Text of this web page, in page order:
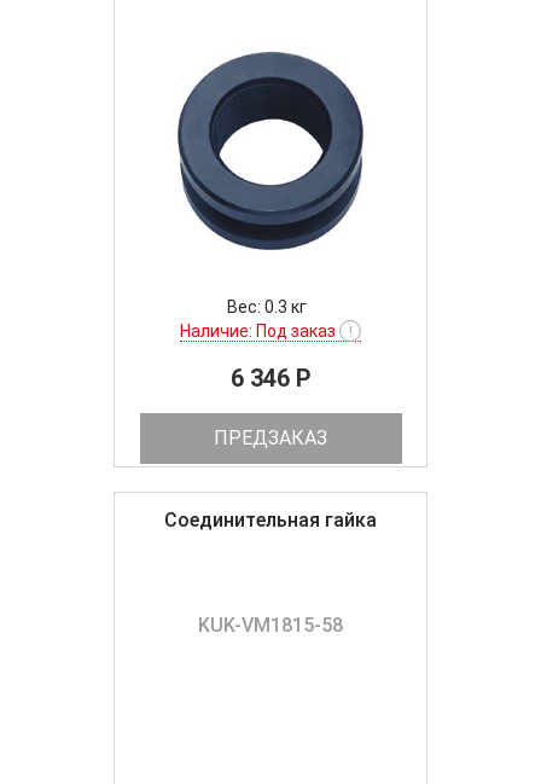
Вес: 0.3 кг
Наличие: Под заказ
!
6 346 P
ПРЕДЗАКАЗ
Соединительная гайка
KUK-VM1815-58